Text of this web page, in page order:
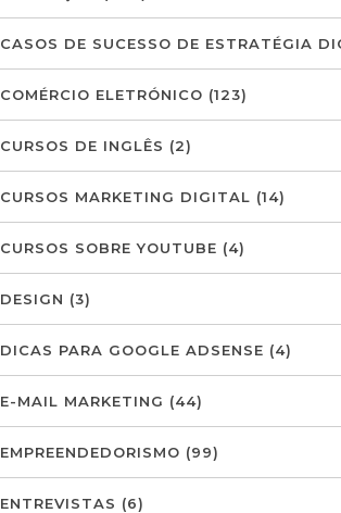
CASOS DE SUCESSO DE ESTRATÉGIA
COMÉRCIO ELETRÓNICO (123)
CURSOS DE INGLÊS (2)
CURSOS MARKETING DIGITAL (14)
CURSOS SOBRE YOUTUBE (4)
DESIGN (3)
DICAS PARA GOOGLE ADSENSE (4)
E-MAIL MARKETING (44)
EMPREENDEDORISMO (99)
ENTREVISTAS (6)